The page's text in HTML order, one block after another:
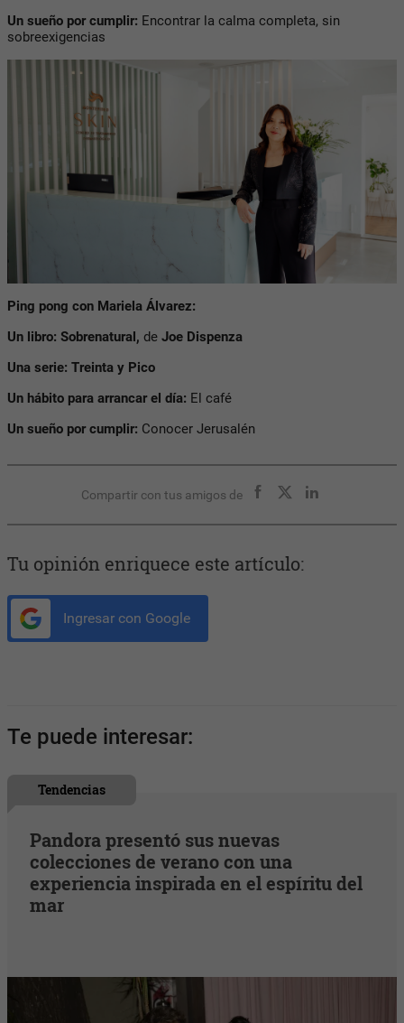
Un sueño por cumplir: Encontrar la calma completa, sin
sobreexigencias
Ping pong con Mariela Álvarez:
Un libro: Sobrenatural, de Joe Dispenza
Una serie: Treinta y Pico
Un hábito para arrancar el día: El café
Un sueño por cumplir: Conocer Jerusalén
Compartir con tus amigos de
Tu opinión enriquece este artículo:
Ingresar con Google
Te puede interesar:
Tendencias
Pandora presentó sus nuevas
colecciones de verano con una
experiencia inspirada en el espíritu del
mar